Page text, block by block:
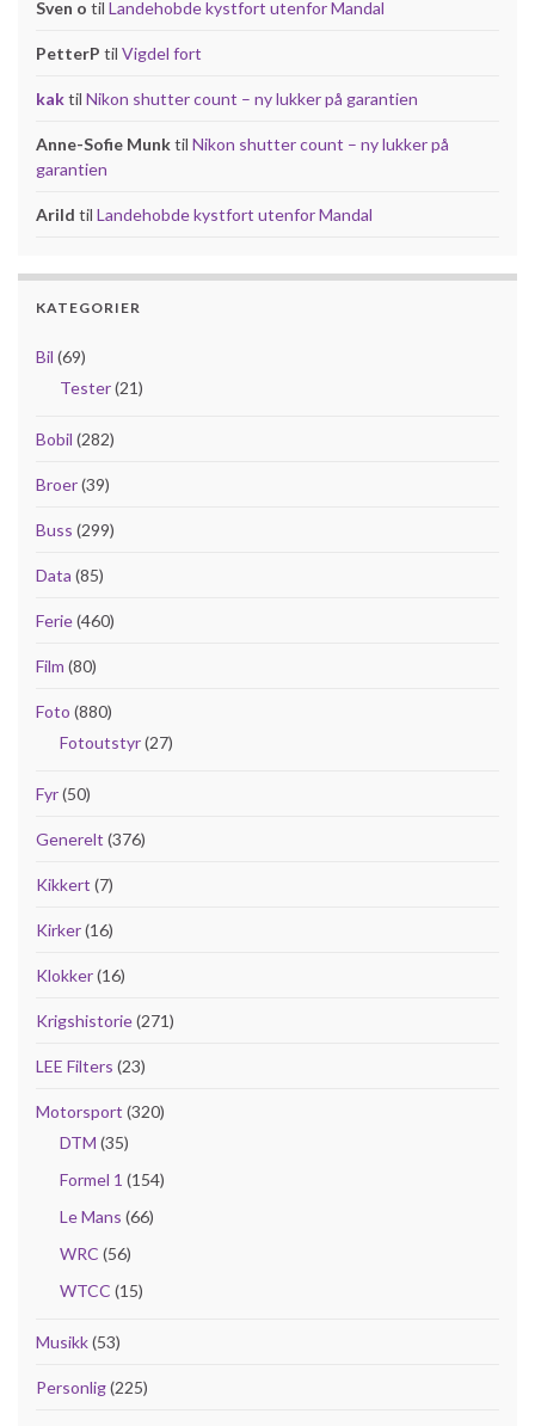
Sven o til Landehobde kystfort utenfor Mandal
PetterP til Vigdel fort
kaktil Nikon shutter count – ny lukker på garantien
Anne-Sofie Munktil Nikon shutter count – ny lukker på
garantien
Arild til Landehobde kystfort utenfor Mandal
KATEGORIER
Bil (69)
Tester(21)
Bobil (282)
Broer(39)
Buss (299)
Data (85)
Ferie(460)
Film (80)
Foto (880)
Fotoutstyr(27)
Fyr(50)
Generelt (376)
Kikkert (7)
Kirker(16)
Klokker(16)
Krigshistorie(271)
LEE Filters (23)
Motorsport (320)
DTM (35)
Formel 1 (154)
Le Mans (66)
WRC (56)
WTCC (15)
Musikk(53)
Personlig(225)